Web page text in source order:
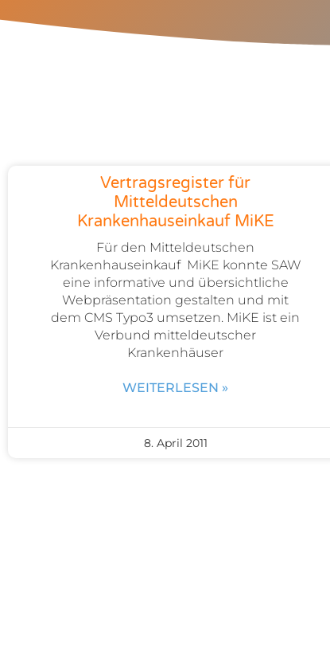
Vertragsregister für
Mitteldeutschen
Krankenhauseinkauf MiKE
Für den Mitteldeutschen
Krankenhauseinkauf MiKE konnte SAW
eine informative und übersichtliche
Webpräsentation gestalten und mit
dem CMS Typo3 umsetzen. MiKE ist ein
Verbund mitteldeutscher
Krankenhäuser
WEITERLESEN »
8. April 2011